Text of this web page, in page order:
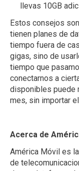
llevas 10GB
Estos consejos
tienen planes de
tiempo fuera de
gigas, sino de
tiempo que
conectarnos a
disponibles puede
mes, sin importar
Acerca de
América Móvil es
de